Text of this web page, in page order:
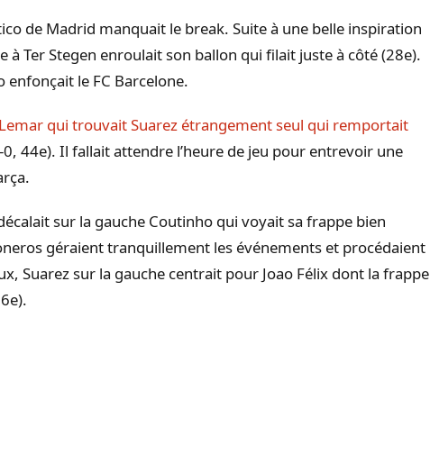
de Madrid manquait le break. Suite à une belle inspiration
à Ter Stegen enroulait son ballon qui filait juste à côté (28e).
enfonçait le FC Barcelone.
qui trouvait Suarez étrangement seul qui remportait
0, 44e). Il fallait attendre l’heure de jeu pour entrevoir une
sur la gauche Coutinho qui voyait sa frappe bien
géraient tranquillement les événements et procédaient
Suarez sur la gauche centrait pour Joao Félix dont la frappe